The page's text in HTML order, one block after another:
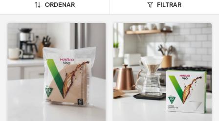
ORDENAR FILTRAR